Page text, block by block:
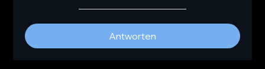
Antworten